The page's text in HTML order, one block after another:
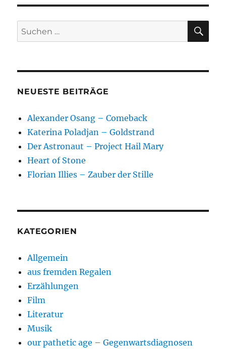
Suchen
nach:
NEUESTE BEITRÄGE
Alexander Osang – Comeback
Katerina Poladjan – Goldstrand
Der Astronaut – Project Hail Mary
Heart of Stone
Florian Illies – Zauber der Stille
KATEGORIEN
Allgemein
aus fremden Regalen
Erzählungen
Film
Literatur
Musik
our pathetic age – Gegenwartsdiagnosen